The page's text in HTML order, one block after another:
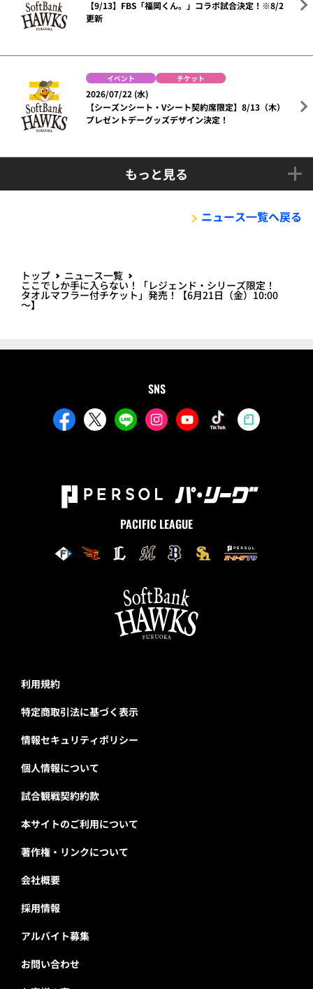
【9/13】FBS「福岡くん。」コラボ試合決定！※8/2
更新
イベント チケット
2026/07/22 (水)
【シーズンシート・Vシート契約席限定】8/13（木）
プレゼントデーグッズデザイン決定！
もっと見る
ニュース一覧へ戻る
トップ ニュース一覧
ここでしか手に入らない！「レジェンド・シリーズ限定！
タオルマフラー付チケット」発売！【6月21日（金）10:00
～】
SNS
PACIFIC LEAGUE
利用規約
特定商取引法に基づく表示
情報セキュリティポリシー
個人情報について
試合観戦契約約款
本サイトのご利用について
著作権・リンクについて
会社概要
採用情報
アルバイト募集
お問い合わせ